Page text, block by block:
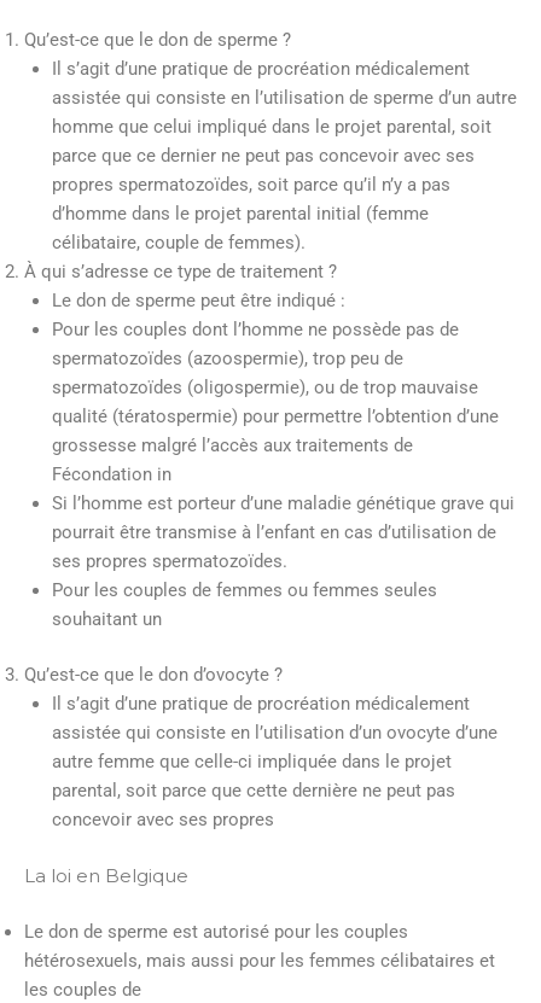
Qu’est-ce que le don de sperme ?
Il s’agit d’une pratique de procréation médicalement
assistée qui consiste en l’utilisation de sperme d’un autre
homme que celui impliqué dans le projet parental, soit
parce que ce dernier ne peut pas concevoir avec ses
propres spermatozoïdes, soit parce qu’il n’y a pas
d’homme dans le projet parental initial (femme
célibataire, couple de femmes).
À qui s’adresse ce type de traitement ?
Le don de sperme peut être indiqué :
Pour les couples dont l’homme ne possède pas de
spermatozoïdes (azoospermie), trop peu de
spermatozoïdes (oligospermie), ou de trop mauvaise
qualité (tératospermie) pour permettre l’obtention d’une
grossesse malgré l’accès aux traitements de
Fécondation in
Si l’homme est porteur d’une maladie génétique grave qui
pourrait être transmise à l’enfant en cas d’utilisation de
ses propres spermatozoïdes.
Pour les couples de femmes ou femmes seules
souhaitant un
Qu’est-ce que le don d’ovocyte ?
Il s’agit d’une pratique de procréation médicalement
assistée qui consiste en l’utilisation d’un ovocyte d’une
autre femme que celle-ci impliquée dans le projet
parental, soit parce que cette dernière ne peut pas
concevoir avec ses propres
La loi en Belgique
Le don de sperme est autorisé pour les couples
hétérosexuels, mais aussi pour les femmes célibataires et
les couples de